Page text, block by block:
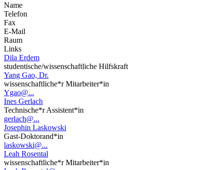
Name
Telefon
Fax
E-Mail
Raum
Links
Dila Erdem
studentische/wissenschaftliche Hilfskraft
Yang Gao, Dr.
wissenschaftliche*r Mitarbeiter*in
Ygao@...
Ines Gerlach
Technische*r Assistent*in
gerlach@...
Josephin Laskowski
Gast-Doktorand*in
laskowski@...
Leah Rosental
wissenschaftliche*r Mitarbeiter*in